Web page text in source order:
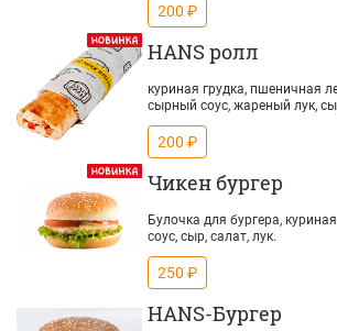
200 ₽
HANS ролл
куриная грудка, пшеничная
сырный соус, жареный лук,
200 ₽
Чикен бургер
Булочка для бургера,
соус, сыр, салат, лук.
250 ₽
HANS-Бургер